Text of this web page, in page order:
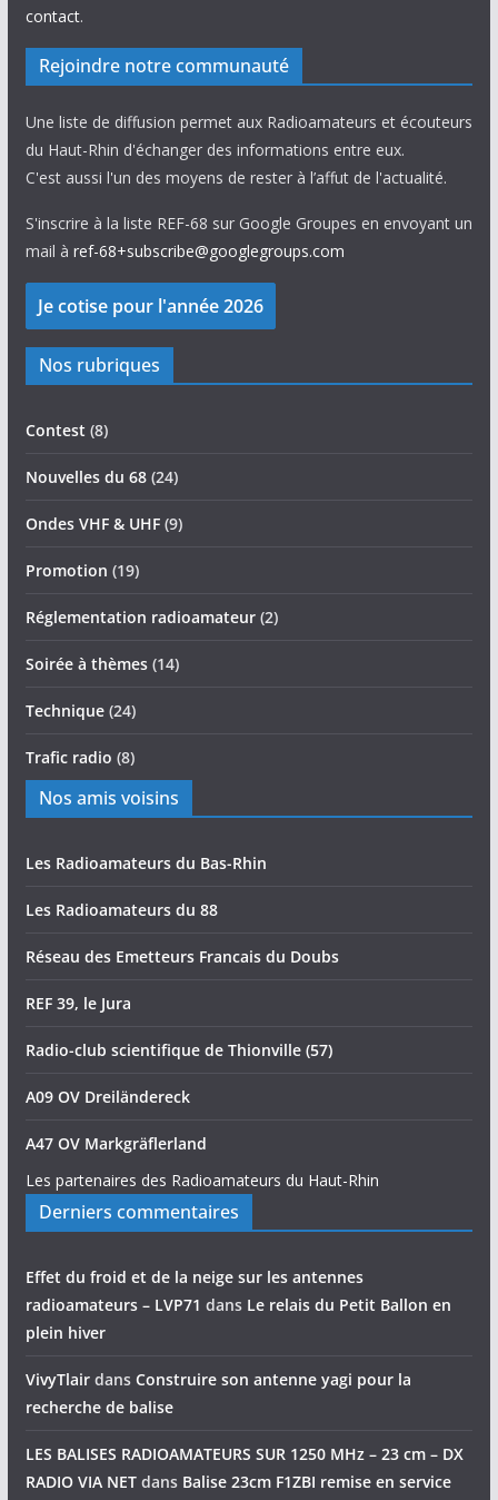
contact.
Rejoindre notre communauté
Une liste de diffusion permet aux Radioamateurs et écouteurs
du Haut-Rhin d'échanger des informations entre eux.
C'est aussi l'un des moyens de rester à l’affut de l'actualité.
S'inscrire à la liste REF-68 sur Google Groupes en envoyant un
mail à ref-68+subscribe@googlegroups.com
Nos rubriques
Contest (8)
Nouvelles du 68(24)
Ondes VHF & UHF(9)
Promotion (19)
Réglementation radioamateur(2)
Soirée à thèmes(14)
Technique(24)
Trafic radio (8)
Nos amis voisins
Les Radioamateurs du Bas-Rhin
Les Radioamateurs du 88
Réseau des Emetteurs Francais du Doubs
REF 39, le Jura
Radio-club scientifique de Thionville (57)
A09 OV Dreiländereck
A47 OV Markgräflerland
Les partenaires des Radioamateurs du Haut-Rhin
Derniers commentaires
Effet du froid et de la neige sur les antennes
radioamateurs – LVP71 dans Le relais du Petit Ballon en
plein hiver
VivyTlairdans Construire son antenne yagi pour la
recherche de balise
LES BALISES RADIOAMATEURS SUR 1250 MHz – 23 cm – DX
RADIO VIA NETdans Balise 23cm F1ZBI remise en service